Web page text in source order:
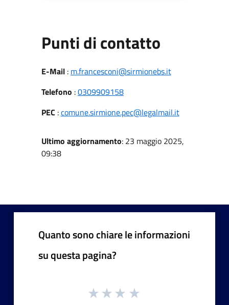
Punti di contatto
E-Mail: m.francesconi@sirmionebs.it
Telefono :0309909158
PEC :comune.sirmione.pec@legalmail.it
Ultimo aggiornamento: 23 maggio 2025,
09:38
Quanto sono chiare le informazioni
su questa pagina?